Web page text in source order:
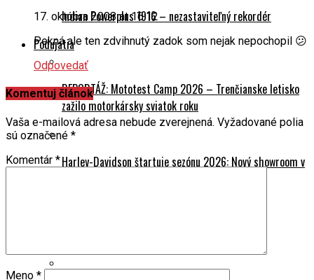
Indian Powerplus 1916 – nezastaviteľný rekordér
Podujatia
REPORTÁŽ: Mototest Camp 2026 – Trenčianske letisko
zažilo motorkársky sviatok roku
Harley-Davidson štartuje sezónu 2026: Nový showroom v
17. októbra 2008 at 16:12
Pekná ale ten zdvihnutý zadok som nejak nepochopil 😕
Odpovedať
Komentuj článok
Vaša e-mailová adresa nebude zverejnená. Vyžadované polia
sú označené *
Komentár *
Meno *